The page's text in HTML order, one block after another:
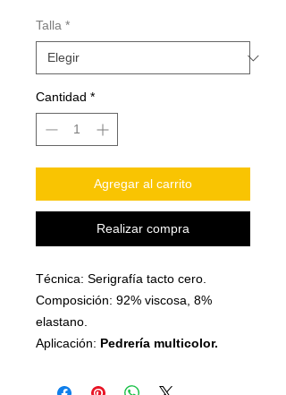
Talla *
Cantidad *
Agregar al carrito
Realizar compra
Técnica: Serigrafía tacto cero.
Composición: 92% viscosa, 8%
elastano.
Aplicación: Pedrería multicolor.